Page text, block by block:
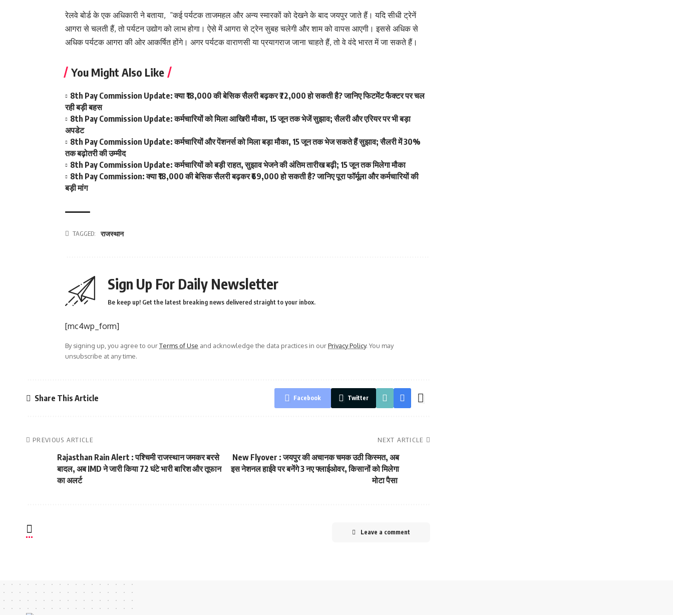
रेलवे बोर्ड के एक अधिकारी ने बताया, “कई पर्यटक ताजमहल और अन्य स्मारकों को देखने के बाद जयपुर जाते हैं। यदि सीधी ट्रेनें
आगरा से चलती हैं, तो पर्यटन उद्योग को लाभ होगा। ऐसे में आगरा से ट्रेन सुबह चलेगी और शाम को वापस आएगी। इससे अधिक से
अधिक पर्यटक आगरा की ओर आकर्षित होंगे। अगर पर्यटक वाराणसी या प्रयागराज जाना चाहते हैं, तो वे वंदे भारत में जा सकते हैं।
You Might Also Like
8th Pay Commission Update: क्या ₹18,000 की बेसिक सैलरी बढ़कर ₹72,000 हो सकती है? जानिए फिटमेंट फैक्टर पर चल
रही बड़ी बहस
8th Pay Commission Update: कर्मचारियों को मिला आखिरी मौका, 15 जून तक भेजें सुझाव; सैलरी और एरियर पर भी बड़ा
अपडेट
8th Pay Commission Update: कर्मचारियों और पेंशनर्स को मिला बड़ा मौका, 15 जून तक भेज सकते हैं सुझाव; सैलरी में 30%
तक बढ़ोतरी की उम्मीद
8th Pay Commission Update: कर्मचारियों को बड़ी राहत, सुझाव भेजने की अंतिम तारीख बढ़ी; 15 जून तक मिलेगा मौका
8th Pay Commission: क्या ₹18,000 की बेसिक सैलरी बढ़कर ₹69,000 हो सकती है? जानिए पूरा फॉर्मूला और कर्मचारियों की
बड़ी मांग
TAGGED: राजस्थान
Sign Up For Daily Newsletter
Be keep up! Get the latest breaking news delivered straight to your inbox.
[mc4wp_form]
By signing up, you agree to ourTerms of Use and acknowledge the data practices in ourPrivacy Policy. You may
unsubscribe at any time.
Share This Article Facebook Twitter
PREVIOUS ARTICLE
Rajasthan Rain Alert : पश्चिमी राजस्थान जमकर बरसे
बादल, अब IMD ने जारी किया 72 घंटे भारी बारिश और तूफान
का अलर्ट
NEXT ARTICLE
New Flyover : जयपुर की अचानक चमक उठी किस्मत, अब
इस नेशनल हाईवे पर बनेंगे 3 नए फ्लाईओवर, किसानों को मिलेगा
मोटा पैसा
Leave a comment